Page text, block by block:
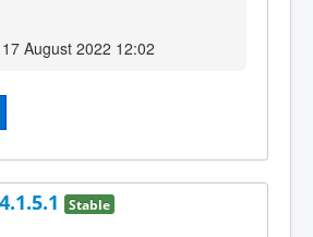
August 2022 12:02
Stable